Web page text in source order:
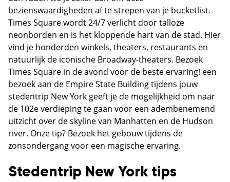
bezienswaardigheden af te strepen van je bucketlist.
Times Square wordt 24/7 verlicht door talloze
neonborden en is het kloppende hart van de stad. Hier
vind je honderden winkels, theaters, restaurants en
natuurlijk de iconische Broadway-theaters. Bezoek
Times Square in de avond voor de beste ervaring! een
bezoek aan de Empire State Building tijdens jouw
stedentrip New York geeft je de mogelijkheid om naar
de 102e verdieping te gaan voor een adembenemend
uitzicht over de skyline van Manhatten en de Hudson
river. Onze tip? Bezoek het gebouw tijdens de
zonsondergang voor een magische ervaring.
Stedentrip New York tips